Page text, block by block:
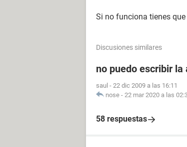
Si no funciona tienes
Discusiones similares
no puedo escribir
saul - 22 dic 2009 a las 16:11
nose - 22 mar 2020 a las
58 respuestas